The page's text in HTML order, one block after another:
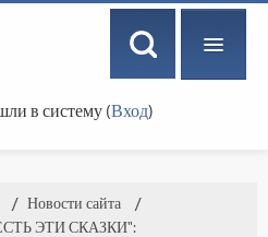
в систему (Вход)
→ Новости сайта
→
ЭТИ СКАЗКИ":